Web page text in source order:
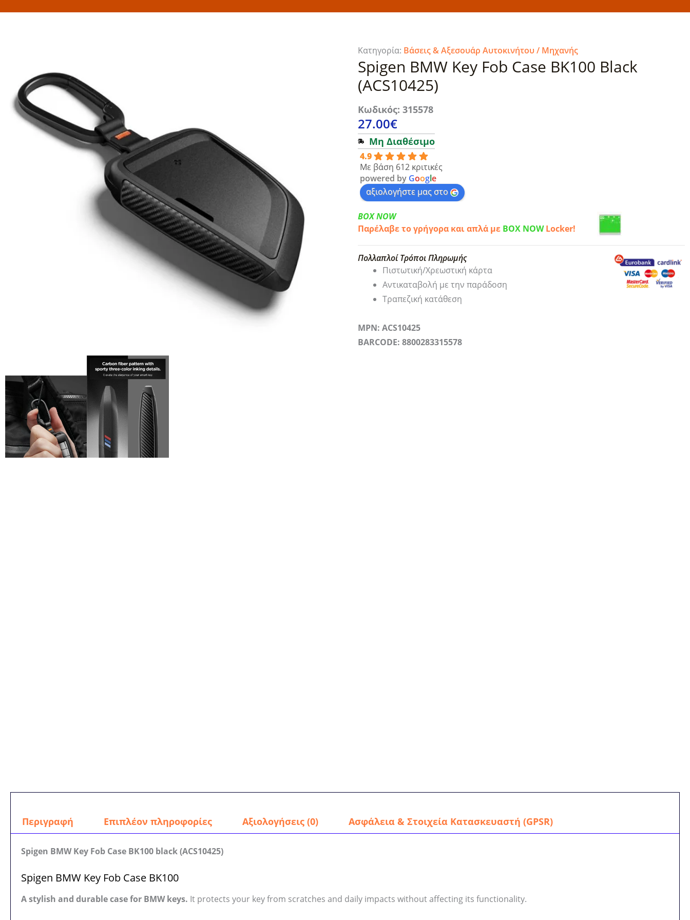
Κατηγορία: Βάσεις & Αξεσουάρ Αυτοκινήτου / Μηχανής
Spigen BMW Key Fob Case BK100 Black
(ACS10425)
Κωδικός: 315578
27.00€
Μη Διαθέσιμο
4.9
Με βάση 612 κριτικές
powered by Google
αξιολογήστε μας στο
BOX NOW
Παρέλαβε το γρήγορα και απλά με BOX NOWLocker!
Πολλαπλοί Τρόποι Πληρωμής
Πιστωτική/Χρεωστική κάρτα
Αντικαταβολή με την παράδοση
Τραπεζική κατάθεση
MPN: ACS10425
BARCODE: 8800283315578
Περιγραφή Επιπλέον πληροφορίες Αξιολογήσεις (0) Ασφάλεια & Στοιχεία Κατασκευαστή (GPSR)
Spigen BMW Key Fob Case BK100 black (ACS10425)
Spigen BMW Key Fob Case BK100
A stylish and durable case for BMW keys. It protects your key from scratches and daily impacts without affecting its functionality.